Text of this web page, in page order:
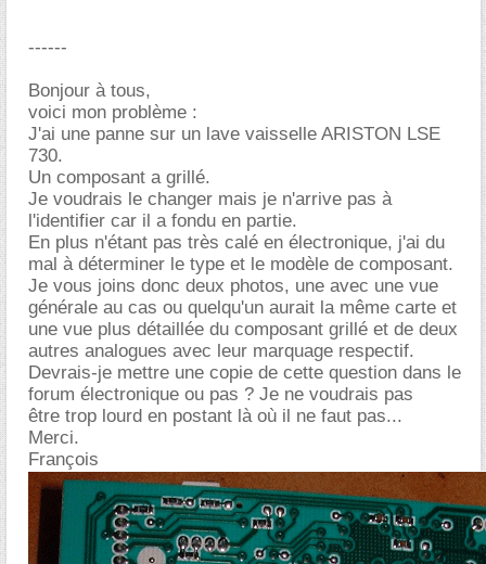
------
Bonjour à tous,
voici mon problème :
J'ai une panne sur un lave vaisselle ARISTON LSE
730.
Un composant a grillé.
Je voudrais le changer mais je n'arrive pas à
l'identifier car il a fondu en partie.
En plus n'étant pas très calé en électronique, j'ai du
mal à déterminer le type et le modèle de composant.
Je vous joins donc deux photos, une avec une vue
générale au cas ou quelqu'un aurait la même carte et
une vue plus détaillée du composant grillé et de deux
autres analogues avec leur marquage respectif.
Devrais-je mettre une copie de cette question dans le
forum électronique ou pas ? Je ne voudrais pas
être trop lourd en postant là où il ne faut pas...
Merci.
François